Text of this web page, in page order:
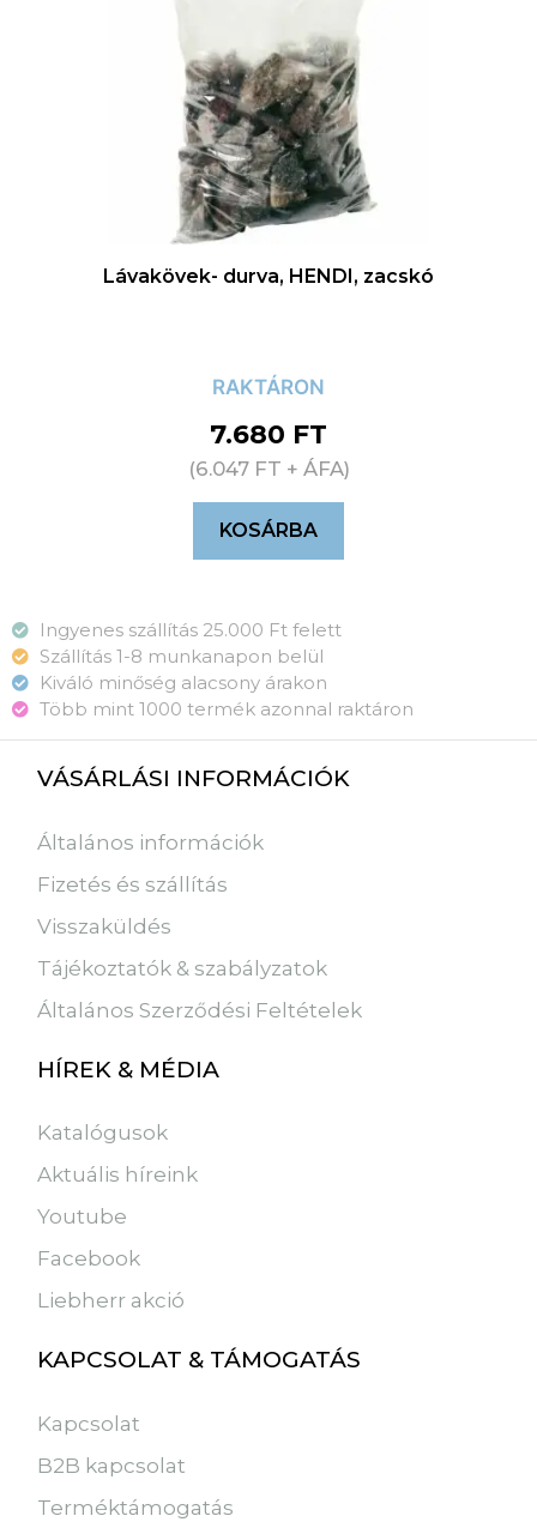
Lávakövek- durva, HENDI, zacskó
RAKTÁRON
7.680 FT
(6.047 FT + ÁFA)
KOSÁRBA
Ingyenes szállítás 25.000 Ft felett
Szállítás 1-8 munkanapon belül
Kiváló minőség alacsony árakon
Több mint 1000 termék azonnal raktáron
VÁSÁRLÁSI INFORMÁCIÓK
Általános információk
Fizetés és szállítás
Visszaküldés
Tájékoztatók & szabályzatok
Általános Szerződési Feltételek
HÍREK & MÉDIA
Katalógusok
Aktuális híreink
Youtube
Facebook
Liebherr akció
KAPCSOLAT & TÁMOGATÁS
Kapcsolat
B2B kapcsolat
Terméktámogatás